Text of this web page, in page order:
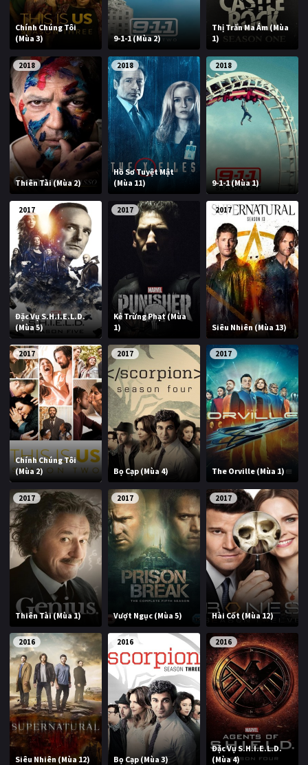
Chính Chúng Tôi
(Mùa 3)
9-1-1 (Mùa 2)
Thị Trấn Ma Ám (Mùa
1)
2018
Thiên Tài (Mùa 2)
2018
Hồ Sơ Tuyệt Mật
(Mùa 11)
2018
9-1-1 (Mùa 1)
2017
Đặc Vụ S.H.I.E.L.D.
(Mùa 5)
2017
Kẻ Trừng Phạt (Mùa
1)
2017
Siêu Nhiên (Mùa 13)
2017
Chính Chúng Tôi
(Mùa 2)
2017
Bọ Cạp (Mùa 4)
2017
The Orville (Mùa 1)
2017
Thiên Tài (Mùa 1)
2017
Vượt Ngục (Mùa 5)
2017
Hài Cốt (Mùa 12)
2016
Siêu Nhiên (Mùa 12)
2016
Bọ Cạp (Mùa 3)
2016
Đặc Vụ S.H.I.E.L.D.
(Mùa 4)